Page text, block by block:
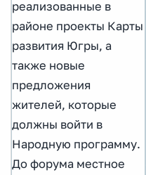
реализованные в
районе проекты Карты
развития Югры, а
также новые
предложения
жителей, которые
должны войти в
Народную программу.
До форума местное